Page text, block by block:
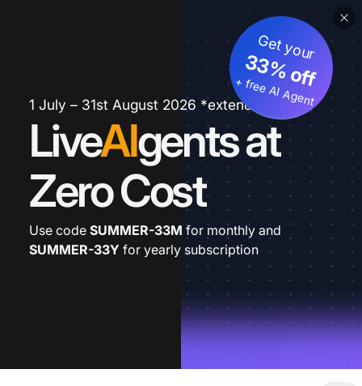
1 July – 31st August 2026 *extended
LiveAIgents at
Zero Cost
Get your
33% off
+ free AI Agent
Use code SUMMER-33M for monthly and
SUMMER-33Y for yearly subscription